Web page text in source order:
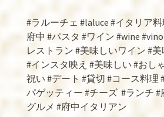
#ラルーチェ #laluce #イタリア
府中 #パスタ #ワイン #wine
レストラン #美味しいワイン #美
#インスタ映え #美味しい #おし
祝い #デート #貸切 #コース料理
パゲッティー #チーズ #ランチ #
グルメ #府中イタリアン